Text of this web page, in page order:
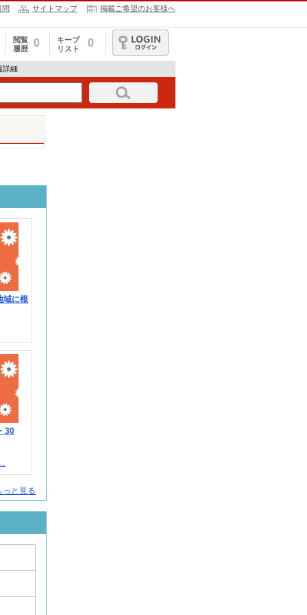
問 サイトマップ 掲載ご希望のお客様へ
閲覧
履歴
0
キープ
リスト
0
ログイン
詳細
域に根
30
と見る